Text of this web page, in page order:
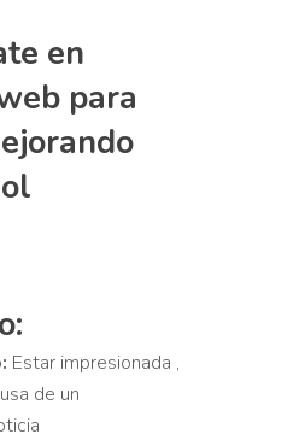
Estar impresionada ,
de un